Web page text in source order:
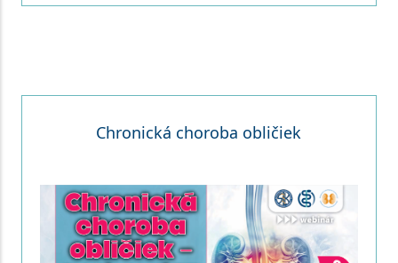
Chronická choroba obličiek